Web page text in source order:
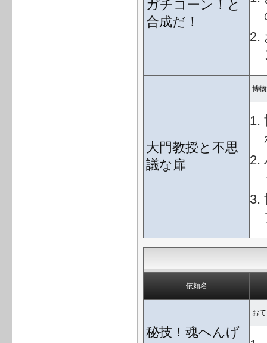
ガチコーン！と
合成だ！
大門教授と不思
議な扉
博
依頼名
秘技！魂へんげ
お